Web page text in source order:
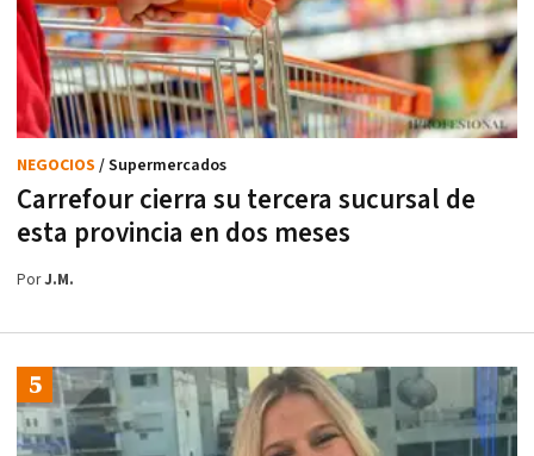
Carrefour cierra su tercera sucursal de
esta provincia en dos meses
NEGOCIOS / Supermercados
PorJ.M.